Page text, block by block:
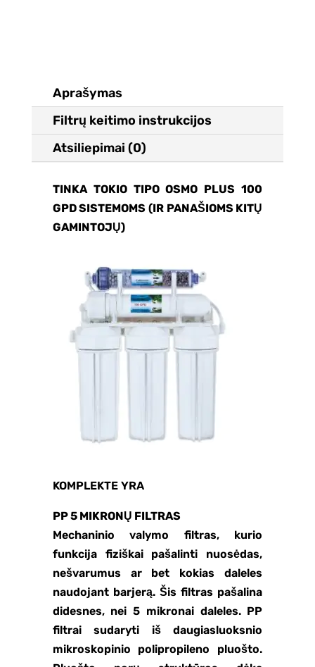
Aprašymas
Filtrų keitimo instrukcijos
Atsiliepimai (0)
TINKA TOKIO TIPO OSMO PLUS 100
GPD SISTEMOMS (IR PANAŠIOMS KITŲ
GAMINTOJŲ)
KOMPLEKTE YRA
PP 5 MIKRONŲ FILTRAS
Mechaninio valymo filtras, kurio
funkcija fiziškai pašalinti nuosėdas,
nešvarumus ar bet kokias daleles
naudojant barjerą. Šis filtras pašalina
didesnes, nei 5 mikronai daleles. PP
filtrai sudaryti iš daugiasluoksnio
mikroskopinio polipropileno pluošto.